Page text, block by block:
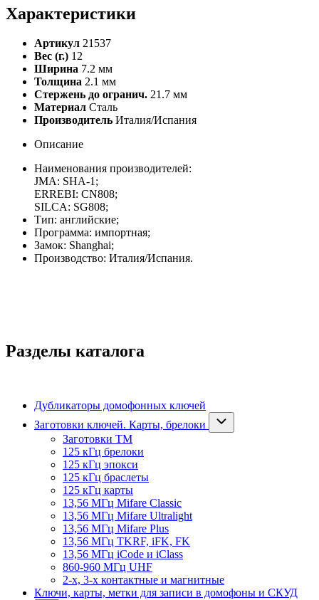
Характеристики
Артикул 21537
Вес (г.) 12
Ширина 7.2 мм
Толщина 2.1 мм
Стержень до огранич. 21.7 мм
Материал Сталь
Производитель Италия/Испания
Описание
Наименования производителей:
JMA: SHA-1;
ERREBI: CN808;
SILCA: SG808;
Тип: английские;
Программа: импортная;
Замок: Shanghai;
Производство: Италия/Испания.
Разделы каталога
Дубликаторы домофонных ключей
Заготовки ключей. Карты, брелоки
Заготовки ТМ
125 кГц брелоки
125 кГц эпокси
125 кГц браслеты
125 кГц карты
13,56 МГц Mifare Classic
13,56 МГц Mifare Ultralight
13,56 МГц Mifare Plus
13,56 МГц TKRF, iFK, FK
13,56 МГц iCode и iClass
860-960 МГц UHF
2-х, 3-х контактные и магнитные
Ключи, карты, метки для записи в домофоны и СКУД